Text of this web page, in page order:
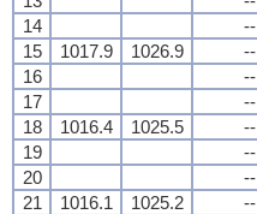
14
--
15
1017.9 1026.9 --
16
--
17
--
18
1016.4 1025.5 --
19
--
20
--
21
1016.1 1025.2 --